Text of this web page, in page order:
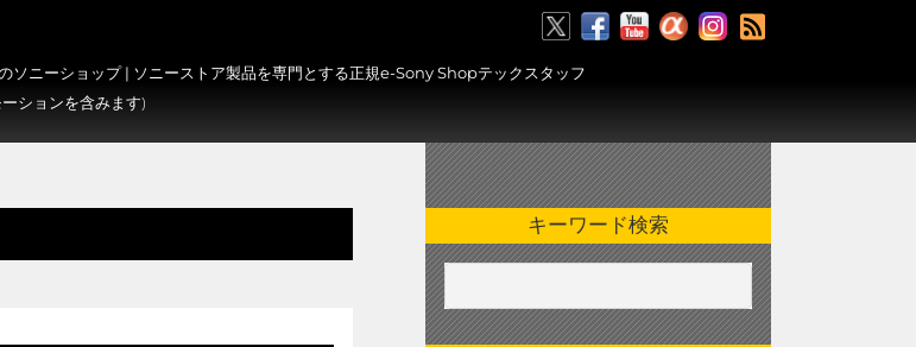
ソニーショップ | ソニーストア製品を専門とする正規e-Sony Shopテックスタッフ
ションを含みます)
キーワード検索